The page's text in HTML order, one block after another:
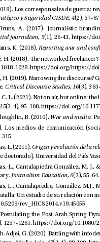
Pensamiento Estratégico y Seguridad CISDE 4
Digital journalism 5
(8), 1018-1028.
Critical Discourse Studies 16
15
(3-4), 95-108.
Hoskins, A., & O’loughlin, B. (2010).
War and media
the Spanish military. Journalism Education, 6 (2), 55-64.
https://doi.org/10.5209/rev_HICS.2014.v19.45055
(7), 1257-1261.